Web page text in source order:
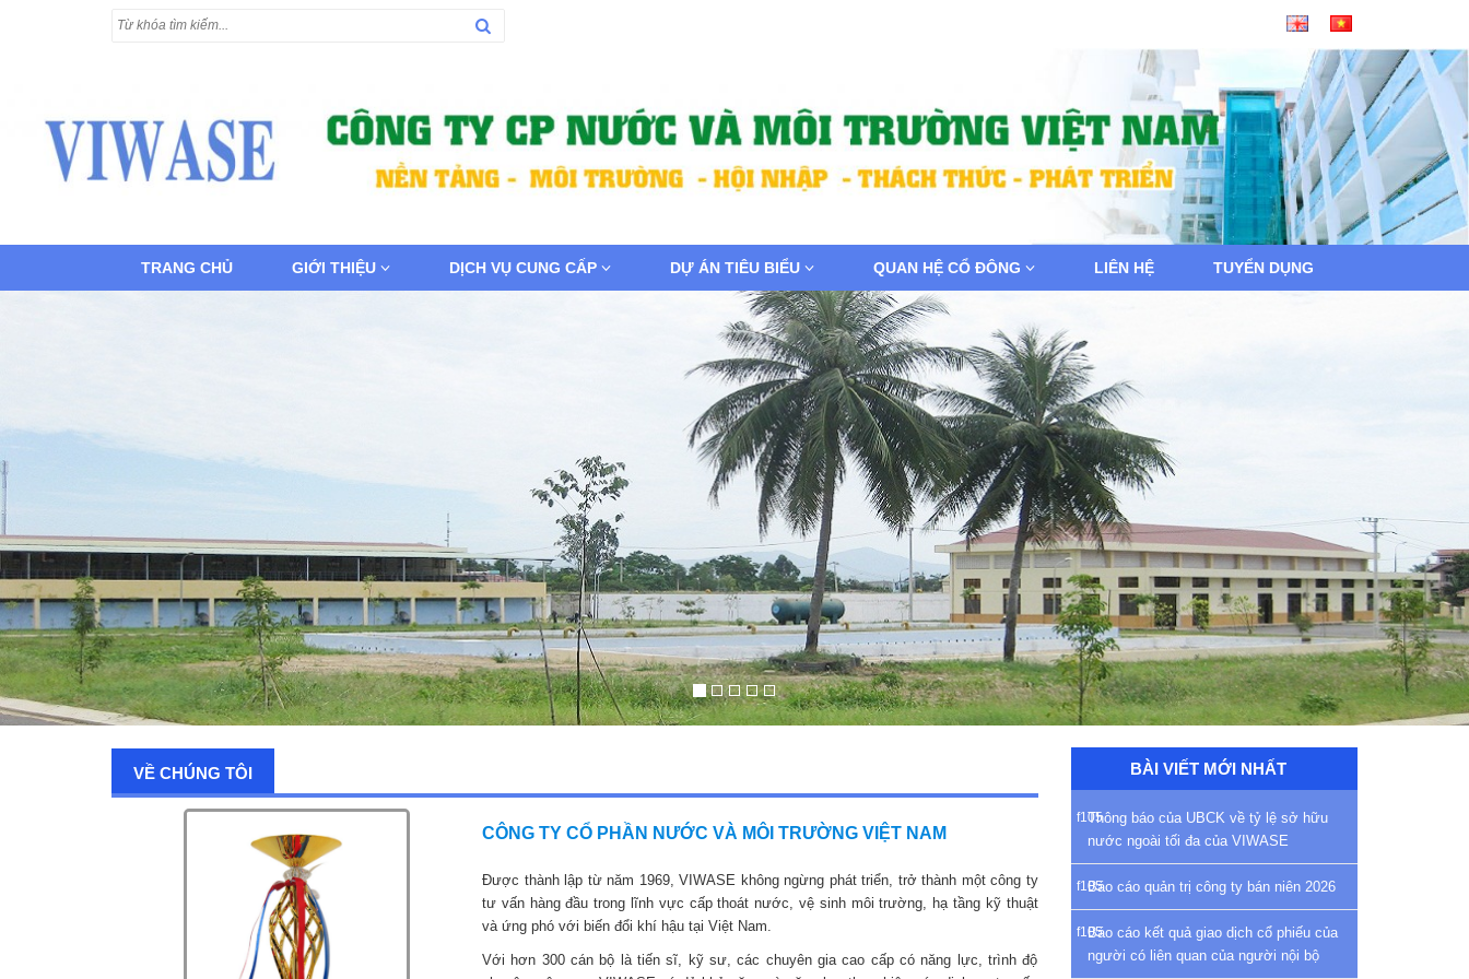
TRANG CHỦ GIỚI THIỆU DỊCH VỤ CUNG CẤP DỰ ÁN TIÊU BIỂU QUAN HỆ CỔ ĐÔNG LIÊN HỆ TUYỂN DỤNG
VỀ CHÚNG TÔI
CÔNG TY CỔ PHẦN NƯỚC VÀ MÔI TRƯỜNG VIỆT NAM
Được thành lập từ năm 1969, VIWASE không ngừng phát triển, trở thành một công ty
tư vấn hàng đầu trong lĩnh vực cấp thoát nước, vệ sinh môi trường, hạ tầng kỹ thuật
và ứng phó với biến đổi khí hậu tại Việt Nam.
Với hơn 300 cán bộ là tiến sĩ, kỹ sư, các chuyên gia cao cấp có năng lực, trình độ
BÀI VIẾT MỚI NHẤT
Thông báo của UBCK về tỷ lệ sở hữu
nước ngoài tối đa của VIWASE
Báo cáo quản trị công ty bán niên 2026
Báo cáo kết quả giao dịch cổ phiếu của
người có liên quan của người nội bộ